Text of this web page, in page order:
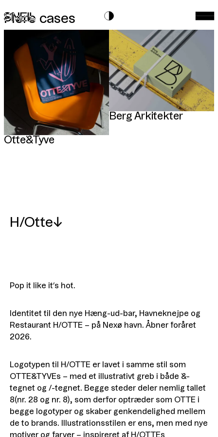
Flere cases
Otte&Tyve
Berg Arkitekter
H/Otte↓
Pop it like it’s hot.
Identitet til den nye Hæng-ud-bar, Havneknejpe og
Restaurant H/OTTE – på Nexø havn. Åbner foråret
2026.
Logotypen til H/OTTE er lavet i samme stil som
OTTE&TYVEs – med et illustrativt greb i både &-
tegnet og /-tegnet. Begge steder deler nemlig tallet
8(nr. 28 og nr. 8), som derfor optræder som OTTE i
begge logotyper og skaber genkendelighed mellem
de to brands. Illustrationsstilen er ens, men med nye
motiver og farver – inspireret af H/OTTEs